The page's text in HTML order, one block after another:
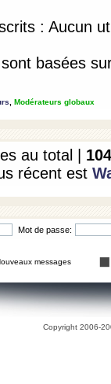
: Aucun
basées
Modérateurs globaux
au total | 104
récent est
Mot de passe:
messages
Copyright 2006-